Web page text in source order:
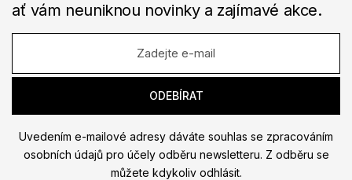
ať vám neuniknou novinky a zajímavé akce.
Uvedením e-mailové adresy dáváte souhlas se zpracováním
osobních údajů pro účely odběru newsletteru. Z odběru se
můžete kdykoliv odhlásit.